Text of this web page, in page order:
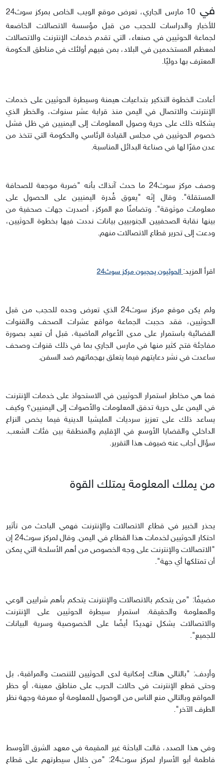
في
10 مارس الجاري، تعرض موقع الويب الخاص بمركز سوث24
للأخبار والدراسات للحجب من قبل مؤسسة الاتصالات الخاضعة
لجماعة الحوثيين في صنعاء، التي تقدم خدمات الإنترنت والاتصالات
لمعظم المستخدمين في البلاد، بمن فيهم أولئك في مناطق الحكومة
المعترف بها دوليًا.
أعادت الخطوة التذكير بتداعيات هيمنة وسيطرة الحوثيين على خدمات
الإنترنت والاتصال في اليمن منذ قرابة عشر سنوات، والخطر الذي
يشكله ذلك على حرية وصول المعلومات إلى اليمنيين في ظل فشل
خصوم الحوثيين في مجلس القيادة الرئاسي والحكومة التي تتخذ من
عدن مقرًا لها في صناعة البدائل المناسبة.
وصف مركز سوث24 ما حدث آنذاك بأنه "ضربة موجعة للصحافة
المستقلة". وقال إنَه "يعوق قُدرة اليمنيين على الحصول على
معلومات موثوقة". وتضامنًا مع المركز، أصدرت جهات صحفية من
بينها نقابة الصحفيين الجنوبيين بيانات نددت فيها بخطوة الحوثيين،
ودعت إلى تحرير قطاع الاتصالات منهم.
اقرأ المزيد: الحوثيون يحجبون مركز سوث24
ولم يكن موقع مركز سوث24 الذي تعرض وحده للحجب من قبل
الحوثيين، فقد حجبت الجماعة مواقع عشرات الصحف والقنوات
الفضائية باستمرار على مدى الأعوام الماضية، قبل أن تعيد بصورة
مفاجئة فتح كثير منها في مارس الجاري بما في ذلك قنوات وصحف
ساعدت في نشر دعايتهم فيما يتعلق بهجماتهم ضد السفن.
فما هي مخاطر استمرار الحوثيين في الاستحواذ على خدمات الإنترنت
في اليمن على حرية تدفق المعلومات والأصوات إلى اليمنيين؟ وكيف
يساعد ذلك على تعزيز سرديات المليشيا الدينية فيما يخص النزاع
الداخلي والقضايا الأوسع في الإقليم والمنطقة بين فئات الشعب.
سؤال أجاب عنه ضيوف هذا التقرير.
من يملك المعلومة يمتلك القوة
يحذر الخبير في قطاع الاتصالات والإنترنت فهمي الباحث من تأثير
احتكار الحوثيين لخدمات هذا القطاع في اليمن. وقال لمركز سوث24 إن
"الاتصالات والإنترنت على وجه الخصوص من أهم الأسلحة التي يمكن
أن تمتلكها أي جهة".
مضيفًا: "من يتحكم بالاتصالات والإنترنت يتحكم بأهم شرايين الوعي
والمعلومة والحقيقة. استمرار سيطرة الحوثيين على الإنترنت
والاتصالات يشكل تهديدًا أيضًا على الخصوصية وسرية البيانات
للجميع".
وأردف: "بالتالي هناك إمكانية لدى الحوثيين للتنصت والمراقبة، بل
وحتى قطع الإنترنت في حالات الحرب على مناطق معينة، أو حظر
المواقع وبالتالي منع الناس من الوصول للمعلومة أو معرفة وجهة نظر
الطرف الآخر".
وفي هذا الصدد، قالت الباحثة غير المقيمة في معهد الشرق الأوسط
فاطمة أبو الأسرار لمركز سوث24: "من خلال سيطرتهم على قطاع